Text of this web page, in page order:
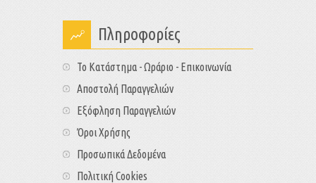
Πληροφορίες
Το Κατάστημα - Ωράριο - Επικοινωνία
Αποστολή Παραγγελιών
Εξόφληση Παραγγελιών
Όροι Χρήσης
Προσωπικά Δεδομένα
Πολιτική Cookies